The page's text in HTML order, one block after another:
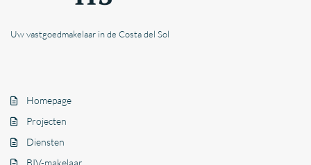
Uw vastgoedmakelaar in de Costa del Sol
Homepage
Projecten
Diensten